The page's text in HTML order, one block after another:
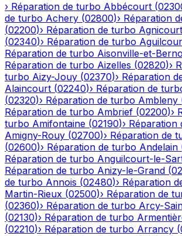
› Réparation de turbo Abbécourt (
de turbo Achery (02800)› Réparation
(02200)› Réparation de turbo
(02340)› Réparation de turbo
Réparation de turbo Aisonville-et-
Réparation de turbo Aizelles (02820)›
turbo Aizy-Jouy (02370)› Réparation
Alaincourt (02240)› Réparation de
(02320)› Réparation de turbo Ambleny
Réparation de turbo Ambrief (02200)›
turbo Amifontaine (02190)› Réparation
Amigny-Rouy (02700)› Réparation de
(02600)› Réparation de turbo Andelain
Réparation de turbo Anguilcourt-le-
Réparation de turbo Anizy-le-Grand (
de turbo Annois (02480)› Réparation
Martin-Rieux (02500)› Réparation de
(02360)› Réparation de turbo Arcy-
(02130)› Réparation de turbo
(02210)› Réparation de turbo Arrancy (